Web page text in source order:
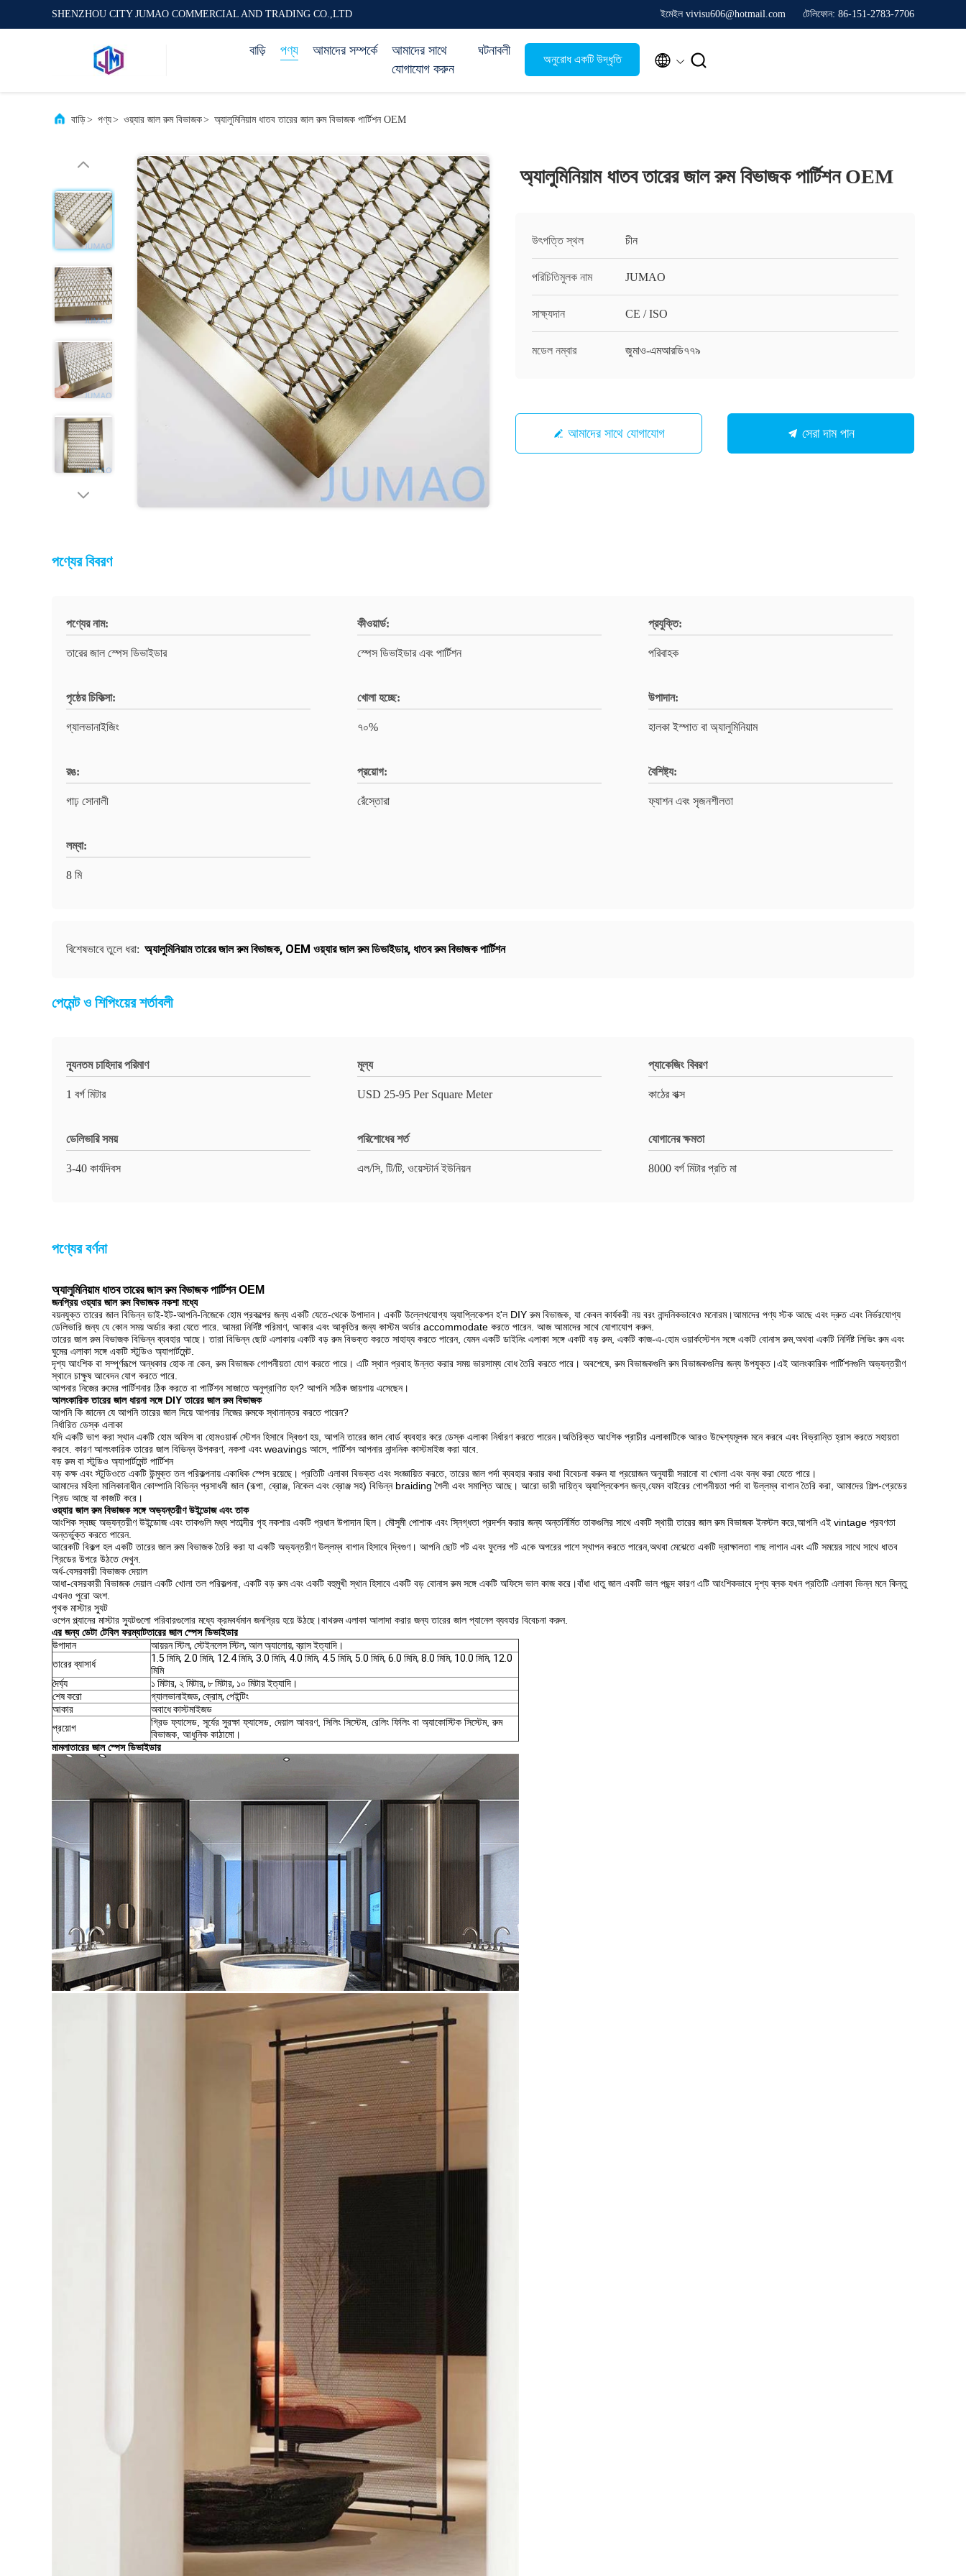
SHENZHOU CITY JUMAO COMMERCIAL AND TRADING CO.,LTD ইমেইল vivisu606@hotmail.com টেলিফোন: 86-151-2783-7706
বাড়ি পণ্য আমাদের সম্পর্কে
আমাদের সাথে
যোগাযোগ করুন
ঘটনাবলী
অনুরোধ একটি উদ্ধৃতি  
বাড়ি> পণ্য> ওয়্যার জাল রুম বিভাজক> অ্যালুমিনিয়াম ধাতব তারের জাল রুম বিভাজক পার্টিশন OEM
অ্যালুমিনিয়াম ধাতব তারের জাল রুম বিভাজক পার্টিশন OEM
উৎপত্তি স্থল চীন
পরিচিতিমুলক নাম JUMAO
সাক্ষ্যদান CE / ISO
মডেল নম্বার জুমাও-এমআরডি৭৭৯
আমাদের সাথে যোগাযোগ সেরা দাম পান
পণ্যের বিবরণ
পণ্যের নাম:
তারের জাল স্পেস ডিভাইডার
কীওয়ার্ড:
স্পেস ডিভাইডার এবং পার্টিশন
প্রযুক্তি:
পরিবাহক
পৃষ্ঠের চিকিত্সা:
গ্যালভানাইজিং
খোলা হচ্ছে:
৭০%
উপাদান:
হালকা ইস্পাত বা অ্যালুমিনিয়াম
রঙ:
গাঢ় সোনালী
প্রয়োগ:
রেঁস্তোরা
বৈশিষ্ট্য:
ফ্যাশন এবং সৃজনশীলতা
লম্বা:
8 মি
বিশেষভাবে তুলে ধরা: অ্যালুমিনিয়াম তারের জাল রুম বিভাজক, OEM ওয়্যার জাল রুম ডিভাইডার, ধাতব রুম বিভাজক পার্টিশন
পেমেন্ট ও শিপিংয়ের শর্তাবলী
ন্যূনতম চাহিদার পরিমাণ
1 বর্গ মিটার
মূল্য
USD 25-95 Per Square Meter
প্যাকেজিং বিবরণ
কাঠের বাক্স
ডেলিভারি সময়
3-40 কার্যদিবস
পরিশোধের শর্ত
এল/সি, টি/টি, ওয়েস্টার্ন ইউনিয়ন
যোগানের ক্ষমতা
8000 বর্গ মিটার প্রতি মা
পণ্যের বর্ণনা
অ্যালুমিনিয়াম ধাতব তারের জাল রুম বিভাজক পার্টিশন OEM
জনপ্রিয় ওয়্যার জাল রুম বিভাজক নকশা মধ্যে
বয়নযুক্ত তারের জাল বিভিন্ন ডাই-ইট-আপনি-নিজেকে হোম প্রকল্পের জন্য একটি যেতে-থেকে উপাদান। একটি উল্লেখযোগ্য অ্যাপ্লিকেশন হ'ল DIY রুম বিভাজক, যা কেবল কার্যকরী নয় বরং নান্দনিকভাবেও মনোরম।আমাদের পণ্য স্টক আছে এবং দ্রুত এবং নির্ভরযোগ্য
ডেলিভারি জন্য যে কোন সময় অর্ডার করা যেতে পারে. আমরা নির্দিষ্ট পরিমাণ, আকার এবং আকৃতির জন্য কাস্টম অর্ডার accommodate করতে পারেন. আজ আমাদের সাথে যোগাযোগ করুন.
তারের জাল রুম বিভাজক বিভিন্ন ব্যবহার আছে। তারা বিভিন্ন ছোট এলাকায় একটি বড় রুম বিভক্ত করতে সাহায্য করতে পারেন, যেমন একটি ডাইনিং এলাকা সঙ্গে একটি বড় রুম, একটি কাজ-এ-হোম ওয়ার্কস্টেশন সঙ্গে একটি বোনাস রুম,অথবা একটি নির্দিষ্ট লিভিং রুম এবং
ঘুমের এলাকা সঙ্গে একটি স্টুডিও অ্যাপার্টমেন্ট.
দৃশ্য আংশিক বা সম্পূর্ণরূপে অন্ধকার হোক না কেন, রুম বিভাজক গোপনীয়তা যোগ করতে পারে। এটি স্থান প্রবাহ উন্নত করার সময় ভারসাম্য বোধ তৈরি করতে পারে। অবশেষে, রুম বিভাজকগুলি রুম বিভাজকগুলির জন্য উপযুক্ত।এই আলংকারিক পার্টিশনগুলি অভ্যন্তরীণ
স্থানে চাক্ষুষ আবেদন যোগ করতে পারে.
আপনার নিজের রুমের পার্টিশনার ঠিক করতে বা পার্টিশন সাজাতে অনুপ্রাণিত হন? আপনি সঠিক জায়গায় এসেছেন।
আলংকারিক তারের জাল ধারনা সঙ্গে DIY তারের জাল রুম বিভাজক
আপনি কি জানেন যে আপনি তারের জাল দিয়ে আপনার নিজের রুমকে স্থানান্তর করতে পারেন?
নির্ধারিত ডেস্ক এলাকা
যদি একটি ভাগ করা স্থান একটি হোম অফিস বা হোমওয়ার্ক স্টেশন হিসাবে দ্বিগুণ হয়, আপনি তারের জাল বোর্ড ব্যবহার করে ডেস্ক এলাকা নির্ধারণ করতে পারেন।অতিরিক্ত আংশিক প্রাচীর এলাকাটিকে আরও উদ্দেশ্যমূলক মনে করবে এবং বিভ্রান্তি হ্রাস করতে সহায়তা
করবে. কারণ আলংকারিক তারের জাল বিভিন্ন উপকরণ, নকশা এবং weavings আসে, পার্টিশন আপনার নান্দনিক কাস্টমাইজ করা যাবে.
বড় রুম বা স্টুডিও অ্যাপার্টমেন্ট পার্টিশন
বড় কক্ষ এবং স্টুডিওতে একটি উন্মুক্ত তল পরিকল্পনায় একাধিক স্পেস রয়েছে। প্রতিটি এলাকা বিভক্ত এবং সংজ্ঞায়িত করতে, তারের জাল পর্দা ব্যবহার করার কথা বিবেচনা করুন যা প্রয়োজন অনুযায়ী সরানো বা খোলা এবং বন্ধ করা যেতে পারে।
আমাদের মহিলা মালিকানাধীন কোম্পানি বিভিন্ন প্রসাধনী জাল (রূপা, ব্রোঞ্জ, নিকেল এবং ব্রোঞ্জ সহ) বিভিন্ন braiding শৈলী এবং সমাপ্তি আছে। আরো ভারী দায়িত্ব অ্যাপ্লিকেশন জন্য,যেমন বাইরের গোপনীয়তা পর্দা বা উল্লম্ব বাগান তৈরি করা, আমাদের শিল্প-গ্রেডের
গ্রিড আছে যা কাজটি করে।
ওয়্যার জাল রুম বিভাজক সঙ্গে অভ্যন্তরীণ উইন্ডোজ এবং তাক
আংশিক স্বচ্ছ অভ্যন্তরীণ উইন্ডোজ এবং তাকগুলি মধ্য শতাব্দীর গৃহ নকশার একটি প্রধান উপাদান ছিল। মৌসুমী পোশাক এবং স্নিগ্ধতা প্রদর্শন করার জন্য অন্তর্নির্মিত তাকগুলির সাথে একটি স্থায়ী তারের জাল রুম বিভাজক ইনস্টল করে,আপনি এই vintage প্রবণতা
অন্তর্ভুক্ত করতে পারেন.
আরেকটি বিকল্প হল একটি তারের জাল রুম বিভাজক তৈরি করা যা একটি অভ্যন্তরীণ উল্লম্ব বাগান হিসাবে দ্বিগুণ। আপনি ছোট পট এবং ফুলের পট একে অপরের পাশে স্থাপন করতে পারেন,অথবা মেঝেতে একটি দ্রাক্ষালতা গাছ লাগান এবং এটি সময়ের সাথে সাথে ধাতব
গ্রিডের উপরে উঠতে দেখুন.
অর্ধ-বেসরকারী বিভাজক দেয়াল
আধা-বেসরকারী বিভাজক দেয়াল একটি খোলা তল পরিকল্পনা, একটি বড় রুম এবং একটি বহুমুখী স্থান হিসাবে একটি বড় বোনাস রুম সঙ্গে একটি অফিসে ভাল কাজ করে।বাঁধা ধাতু জাল একটি ভাল পছন্দ কারণ এটি আংশিকভাবে দৃশ্য ব্লক যখন প্রতিটি এলাকা ভিন্ন মনে কিন্তু
এখনও পুরো অংশ.
পৃথক মাস্টার স্যুট
ওপেন প্ল্যানের মাস্টার স্যুটগুলো পরিবারগুলোর মধ্যে ক্রমবর্ধমান জনপ্রিয় হয়ে উঠছে।বাথরুম এলাকা আলাদা করার জন্য তারের জাল প্যানেল ব্যবহার বিবেচনা করুন.
এর জন্য ডেটা টেবিল ফরম্যাটতারের জাল স্পেস ডিভাইডার
উপাদান
আয়রন স্টিল, স্টেইনলেস স্টিল, আল অ্যালোয়, ব্রাস ইত্যাদি।
তারের ব্যাসার্ধ
1.5 মিমি, 2.0 মিমি, 12.4 মিমি, 3.0 মিমি, 4.0 মিমি, 4.5 মিমি, 5.0 মিমি, 6.0 মিমি, 8.0 মিমি, 10.0 মিমি, 12.0
মিমি
দৈর্ঘ্য
১ মিটার, ২ মিটার, ৮ মিটার, ১০ মিটার ইত্যাদি।
শেষ করো
গ্যালভানাইজড, ক্রোম, পেইন্টিং
আকার
অবাধে কাস্টমাইজড
প্রয়োগ
গ্রিড ফ্যাসেড, সূর্যের সুরক্ষা ফ্যাসেড, দেয়াল আবরণ, সিলিং সিস্টেম, রেলিং ফিলিং বা অ্যাকোস্টিক সিস্টেম, রুম
বিভাজক, আধুনিক কাঠামো।
মামলাতারের জাল স্পেস ডিভাইডার